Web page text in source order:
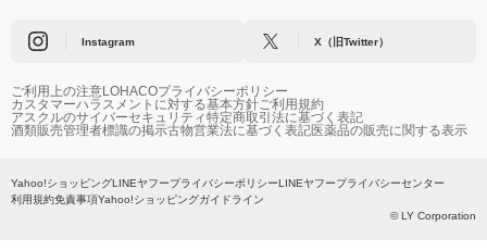
Instagram X（旧Twitter）
ご利用上の注意LOHACOプライバシーポリシー
カスタマーハラスメントに対する基本方針ご利用規約
アスクルのサイバーセキュリティ特定商取引法に基づく表記
酒類販売管理者標識の掲示古物営業法に基づく表記医薬品の販売に関する表示
Yahoo!ショッピングLINEヤフープライバシーポリシーLINEヤフープライバシーセンター
利用規約免責事項Yahoo!ショッピングガイドライン
© LY Corporation